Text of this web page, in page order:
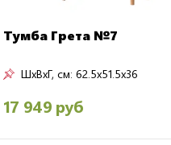
Тумба Грета №7
ШxВxГ, см: 62.5x51.5x36
17 949 руб